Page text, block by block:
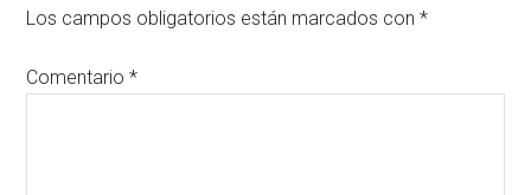
Los campos obligatorios están marcados con*
Comentario*